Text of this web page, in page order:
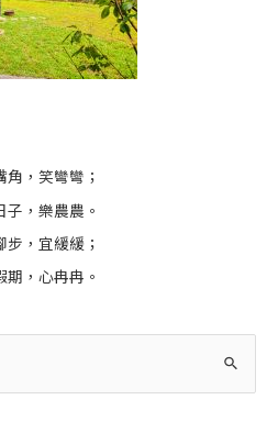
，笑彎彎；
，樂農農。
，宜緩緩；
，心冉冉。